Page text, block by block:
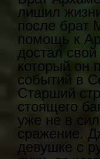
лишил
после брат
помощь к
достал
который он
событий в
Старший
стоящего
уже не в
сражение.
девушке с